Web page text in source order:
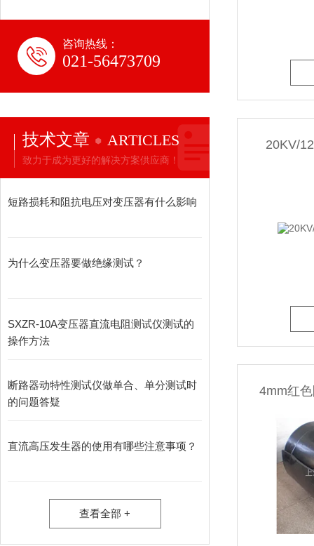
咨询热线：
021-56473709
技术文章 ARTICLES
致力于成为更好的解决方案供应商！
短路损耗和阻抗电压对变压器有什么影响
为什么变压器要做绝缘测试？
SXZR-10A变压器直流电阻测试仪测试的
操作方法
断路器动特性测试仪做单合、单分测试时
的问题答疑
直流高压发生器的使用有哪些注意事项？
查看全部 +
20KV/
4mm红